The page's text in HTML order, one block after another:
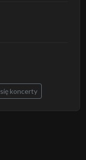
koncerty